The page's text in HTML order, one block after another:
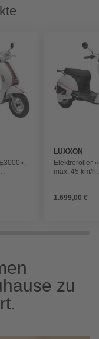
LUXXON
Elektroroller
max. 45 km/h,
1.699,00 €
zu